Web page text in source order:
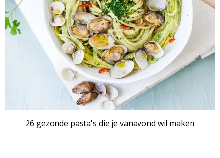
26 gezonde pasta's die je vanavond wil maken